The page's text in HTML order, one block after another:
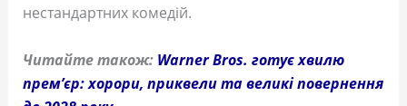
нестандартних комедій.
Читайте також: Warner Bros. готує хвилю
прем’єр: хорори, приквели та великі повернення